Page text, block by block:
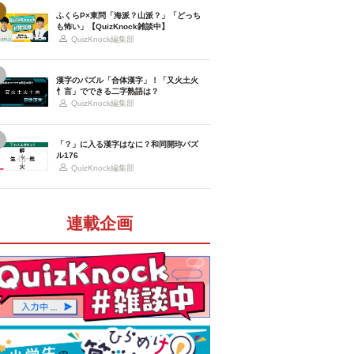
ふくらP×東問「海派？山派？」「どっち
も怖い」【QuizKnock雑談中】
QuizKnock編集部
漢字のパズル「合体漢字」！「又火土火
忄言」でできる二字熟語は？
QuizKnock編集部
「？」に入る漢字はなに？和同開珎パズ
ル176
QuizKnock編集部
連載企画